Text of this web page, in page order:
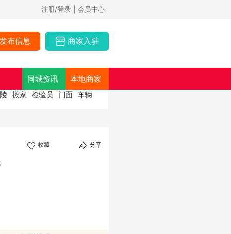
注册/登录 | 会员中心
发布信息 商家入驻
同城资讯 本地商家
搬家 检验员 门面 车辆
收藏 分享